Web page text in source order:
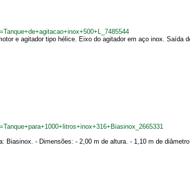
e agitador tipo hélice. Eixo do agitador em aço inox. Saída
Biasinox. - Dimensões: - 2,00 m de altura. - 1,10 m de